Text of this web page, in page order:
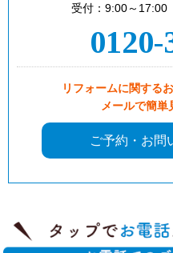
受付：9:00～
0120-
リフォームに関する
メールで簡単
ご予約・お問